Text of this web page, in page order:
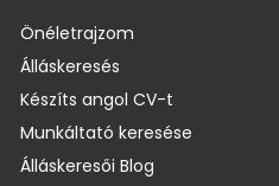
Önéletrajzom
Álláskeresés
Készíts angol CV-t
Munkáltató keresése
Álláskeresői Blog